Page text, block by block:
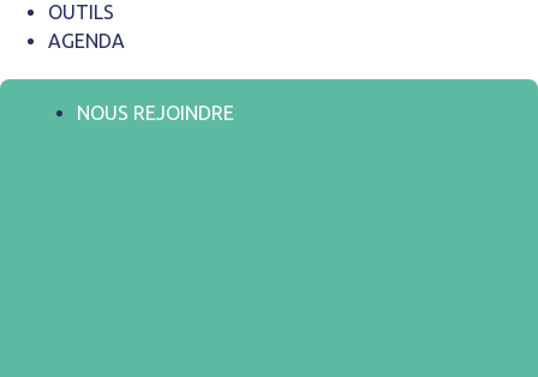
OUTILS
AGENDA
NOUS REJOINDRE